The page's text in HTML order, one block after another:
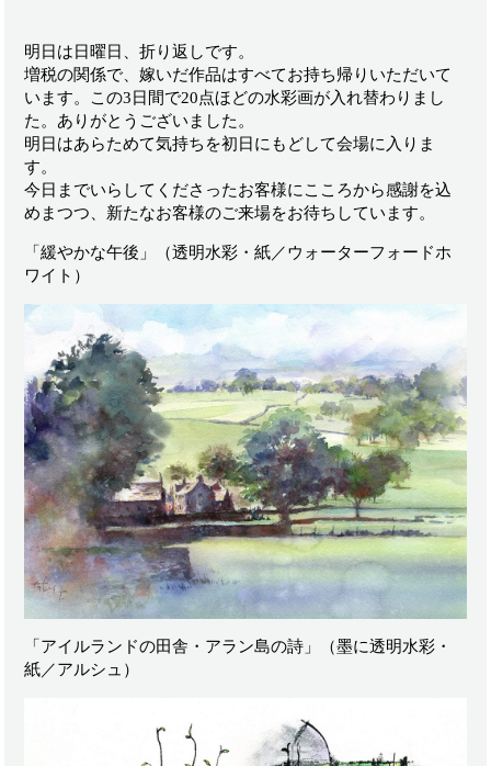
明日は日曜日、折り返しです。
増税の関係で、嫁いだ作品はすべてお持ち帰りいただいて
います。この3日間で20点ほどの水彩画が入れ替わりまし
た。ありがとうございました。
明日はあらためて気持ちを初日にもどして会場に入りま
す。
今日までいらしてくださったお客様にこころから感謝を込
めまつつ、新たなお客様のご来場をお待ちしています。
「緩やかな午後」（透明水彩・紙／ウォーターフォードホ
ワイト）
「アイルランドの田舎・アラン島の詩」（墨に透明水彩・
紙／アルシュ）